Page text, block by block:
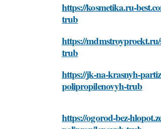
https://kosmetika.ru-
trub
https://
trub
https://jk-na-krasnyh-
polipropilenovyh-trub
https://ogorod-bez-